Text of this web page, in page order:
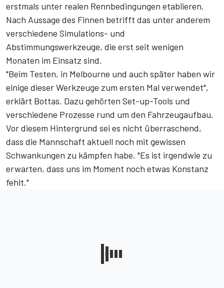
erstmals unter realen Rennbedingungen etablieren.
Nach Aussage des Finnen betrifft das unter anderem
verschiedene Simulations- und
Abstimmungswerkzeuge, die erst seit wenigen
Monaten im Einsatz sind.
"Beim Testen, in Melbourne und auch später haben wir
einige dieser Werkzeuge zum ersten Mal verwendet",
erklärt Bottas. Dazu gehörten Set-up-Tools und
verschiedene Prozesse rund um den Fahrzeugaufbau.
Vor diesem Hintergrund sei es nicht überraschend,
dass die Mannschaft aktuell noch mit gewissen
Schwankungen zu kämpfen habe. "Es ist irgendwie zu
erwarten, dass uns im Moment noch etwas Konstanz
fehlt."